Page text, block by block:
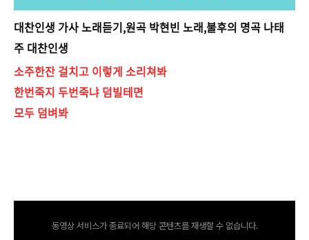
대찬인생 가사 노래듣기,원곡 박현빈 노래,불후의 명곡 나태
주 대찬인생
소주한잔 걸치고 이렇게 소리쳐봐
한번죽지 두번죽냐 덤빌테면
모두 덤벼봐
동영상 서비스가 종료되어 해당 콘텐츠를 재생할 수 없습니다.